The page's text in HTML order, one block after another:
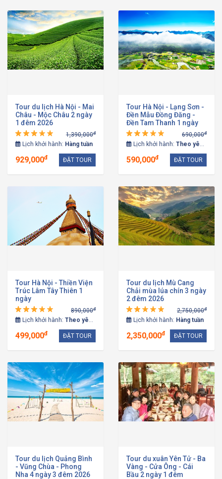
Tour du lịch Hà Nội - Mai
Châu - Mộc Châu 2 ngày
1 đêm 2026
1,390,000đ
Lịch khởi hành: Hàng tuần
929,000đ ĐẶT TOUR
Tour Hà Nội - Lạng Sơn -
Đền Mẫu Đồng Đăng -
Đền Tam Thanh 1 ngày
690,000đ
Lịch khởi hành: Theo yêu cầu
590,000đ ĐẶT TOUR
Tour Hà Nội - Thiền Viện
Trúc Lâm Tây Thiên 1
ngày
890,000đ
Lịch khởi hành: Theo yêu cầu
499,000đ ĐẶT TOUR
Tour du lịch Mù Cang
Chải mùa lúa chín 3 ngày
2 đêm 2026
2,750,000đ
Lịch khởi hành: Hàng tuần
2,350,000đ ĐẶT TOUR
Tour du lịch Quảng Bình
- Vũng Chùa - Phong
Nha 4 ngày 3 đêm 2026
Tour du xuân Yên Tử - Ba
Vàng - Cửa Ông - Cái
Bầu 2 ngày 1 đêm